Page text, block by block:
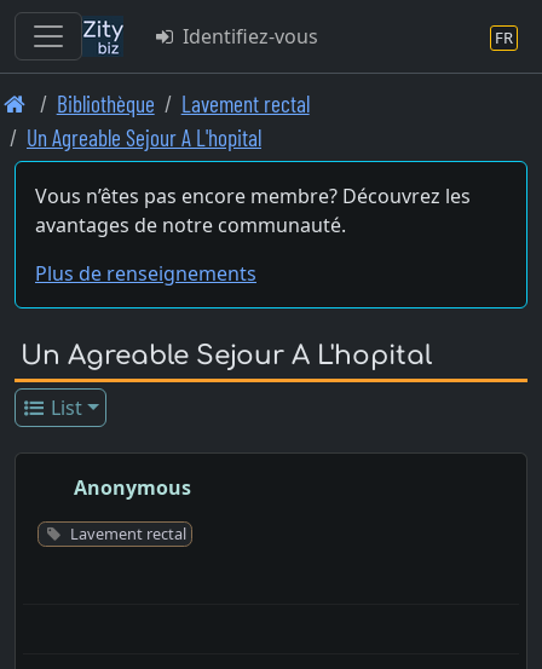
Skip
to
main
content
Identifiez-vous FR
Bibliothèque
Lavement rectal
Un Agreable Sejour A L'hopital
Vous n’êtes pas encore membre? Découvrez les
avantages de notre communauté.
Plus de renseignements
Un Agreable Sejour A L'hopital
List
Anonymous
Lavement rectal